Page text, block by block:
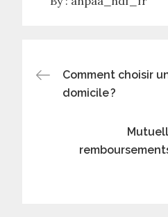
Post
Comment choisir
domicile ?